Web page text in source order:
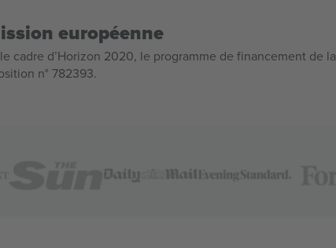
européenne
cadre d’Horizon 2020, le programme de financement de la
n° 782393.